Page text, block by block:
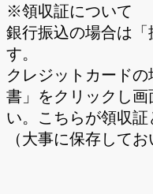
※領収証について
銀行振込の場合は「
す。
クレジットカード
書」をクリックし
い。こちらが領収証
（大事に保存してお